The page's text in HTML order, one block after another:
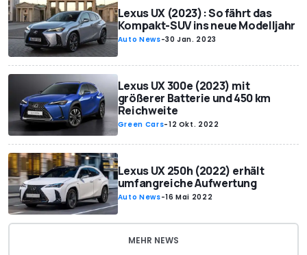
Lexus UX (2023): So fährt das
Kompakt-SUV ins neue Modelljahr
Auto News-30 Jan. 2023
Lexus UX 300e (2023) mit
größerer Batterie und 450 km
Reichweite
Green Cars-12 Okt. 2022
Lexus UX 250h (2022) erhält
umfangreiche Aufwertung
Auto News-16 Mai 2022
MEHR NEWS